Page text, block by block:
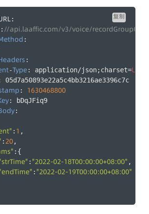
复制
:
: //api.laaffic.com/v3/voice/
:
:
-Type: application/json;charset=UTF
05d7a50893e22a5c4bb3216ae3396c7c
: 1630468800
: bDqJFiq9
:
: 1 ,
:20,
:{
: "2022-02-18T00:00:00+08:00" ,
: "2022-02-19T00:00:00+08:00"